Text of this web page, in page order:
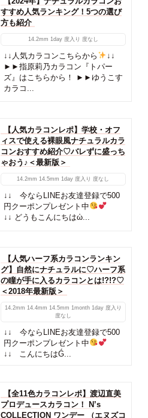
すすめ人気ランキング！5つの選び
方も紹介
14.2mm 1day 度入り 度なし
↓↓人気カラコンこちらから
↓↓
►►指原莉乃カラコン『トパー
ズ』はこちらから！ ►►ゆうこす
カラコ...
【人気カラコンレポ】学校・オフ
ィスで使える裸眼風ナチュラルカラ
コンおすすめ紹介♡バレずに盛っち
ゃおう♪＜最新版＞
14.2mm 14.5mm 1day 度入り 度なし
↓↓ 今ならLINEお友達登録で500
円クーポンプレゼント中
↓↓ どうもこんにちはὠ...
【人気ハーフ系カラコンランキン
グ】自然にナチュラルに♡ハーフ系
の瞳が手に入るカラコンとは!?!?♡
＜2018年最新版＞
14.2mm 14.4mm 14.5mm 1month 1day 度入り
度なし
↓↓ 今ならLINEお友達登録で500
円クーポンプレゼント中
↓↓ こんにちはǴ...
【全11色カラコンレポ】渡辺直美
プロデュースカラコン！ N’s
COLLECTION ワンデー （エヌズコ